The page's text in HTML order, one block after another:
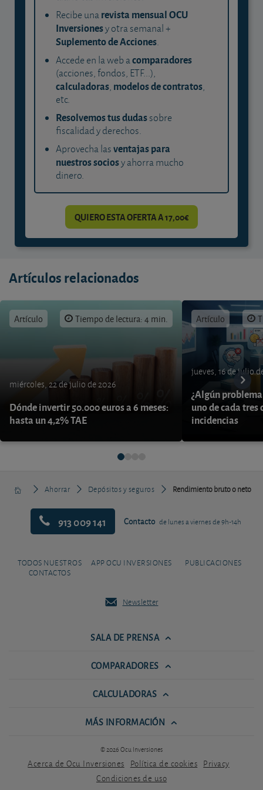
Recibe unarevista mensual OCU
Inversionesy otra semanal +
Suplemento de Acciones.
Accede en la web acomparadores
(acciones, fondos, ETF...),
calculadoras, modelos de contratos,
etc.
Resolvemos tus dudassobre
fiscalidad y derechos.
Aprovecha lasventajas para
nuestros sociosy ahorra mucho
dinero.
QUIERO ESTA OFERTA A 17,00€
Artículos relacionados
Artículo Tiempo de lectura: 4 min.
miércoles, 22 de julio de 2026
Dónde invertir 50.000 euros a 6 meses:
hasta un 4,2% TAE
Artículo
jueves, 16 de julio
¿Algún problema
uno de cada
incidencias
Ahorrar Depósitos y seguros Rendimiento bruto o neto
913 009 141 Contacto de lunes a viernes de 9h-14h
TODOS NUESTROS
CONTACTOS
APP OCU INVERSIONES PUBLICACIONES
Newsletter
SALA DE PRENSA
COMPARADORES
CALCULADORAS
MÁS INFORMACIÓN
© 2026 Ocu Inversiones
Acerca de Ocu Inversiones Política de cookies Privacy
Condiciones de uso